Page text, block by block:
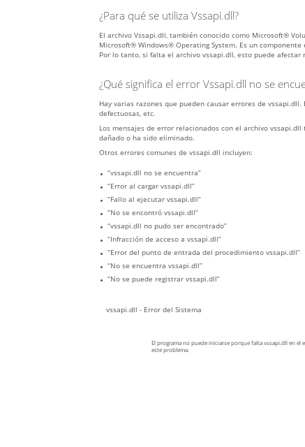
¿Para qué se utiliza Vssapi.dll?
El archivo Vssapi.dll, también conocido como Microsoft®
Microsoft® Windows® Operating System. Es un
Por lo tanto, si falta el archivo vssapi.dll, esto puede
¿Qué significa el error Vssapi.dll no se
Hay varias razones que pueden causar errores de
defectuosas, etc.
Los mensajes de error relacionados con el archivo
dañado o ha sido eliminado.
Otros errores comunes de vssapi.dll incluyen:
“vssapi.dll no se encuentra”
“Error al cargar vssapi.dll”
“Fallo al ejecutar vssapi.dll”
“No se encontró vssapi.dll”
“vssapi.dll no pudo ser encontrado”
“Infracción de acceso a vssapi.dll”
“Error del punto de entrada del procedimiento vssapi.dll”
“No se encuentra vssapi.dll”
“No se puede registrar vssapi.dll”
vssapi.dll - Error del Sistema
El programa no puede iniciarse porque falta vssapi.dll en
este problema.